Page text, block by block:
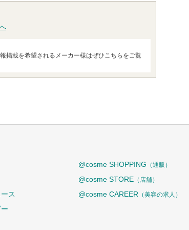
掲載を希望されるメーカー様はぜひこちらをご覧
ス
@cosme SHOPPING （通販）
@cosme STORE （店舗）
@cosme CAREER （美容の求人）